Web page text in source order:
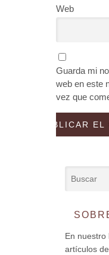
Web
Guarda mi
web en este
vez que
En
artículos